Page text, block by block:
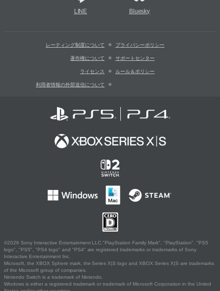
LINE Bluesky
レーティング制度について プライバシーポリシー
著作権について サポートセンター
ライセンス ルール＆ポリシー
利用者情報の外部送信について
©2026 Sony Interactive Entertainment LLC."PlayStation Family Mark", "PlayStation", "PS5
logo", "PS5", "PS4 logo" and "PS4" are registered trademarks or trademarks of Sony
Interactive Entertainment Inc.
Microsoft, the XBOX Sphere mark, the Series X|S logo and XBOX Series X|S are trademarks
of the Microsoft group of companies.
Nintendo Switch is a trademark of Nintendo.
Windows is either a registered trademark or trademark of Microsoft Corporation in the United